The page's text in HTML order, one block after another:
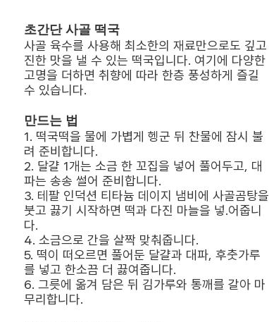
초간단 사골 떡국
사골 육수를 사용해 최소한의 재료만으로도 깊고
진한 맛을 낼 수 있는 떡국입니다. 여기에 다양한
고명을 더하면 취향에 따라 한층 풍성하게 즐길
수 있습니다.
만드는 법
1. 떡국떡을 물에 가볍게 헹군 뒤 찬물에 잠시 불
려 준비합니다.
2. 달걀 1개는 소금 한 꼬집을 넣어 풀어두고, 대
파는 송송 썰어 준비합니다.
3. 테팔 인덕션 티타늄 데이지 냄비에 사골곰탕을
붓고 끓기 시작하면 떡과 다진 마늘을 넣.어줍니
다.
4. 소금으로 간을 살짝 맞춰줍니다.
5. 떡이 떠오르면 풀어둔 달걀과 대파, 후춧가루
를 넣고 한소끔 더 끓여줍니다.
6. 그릇에 옮겨 담은 뒤 김가루와 통깨를 갈아 마
무리합니다.